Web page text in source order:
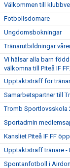
Välkommen till
Fotbollsdomare
Ungdomsbokningar
Tränarutbildningar
Vi hälsar alla barn
välkomna till Piteå IF FF.
Upptaktsträff för
Samarbetspartner till
Tromb Sportlovsskola
Sportadmin
Kansliet Piteå IF FF
Upptaktsträff tränare -
Spontanfotboll i